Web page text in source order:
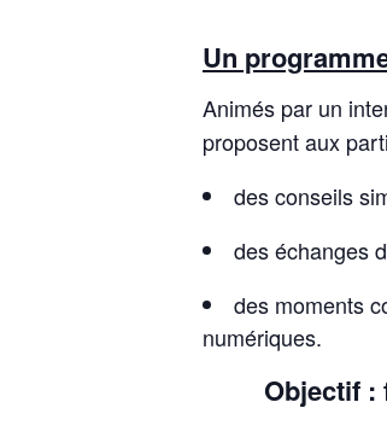
Un
Animés par un
proposent aux
des conseils
des échanges
des moments
numériques.
Objectif :